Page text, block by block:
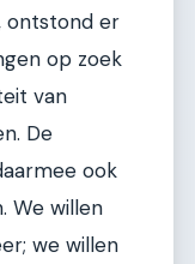
ontstond er
op zoek
van
De
ook
We willen
we willen